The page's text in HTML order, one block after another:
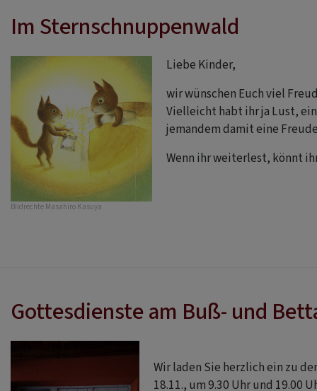
Im Sternschnuppenwald
Bildrechte Masahiro Kasuya
Liebe Kinder,
wir wünschen Euch viel
Vielleicht habt ihr ja Lust,
jemandem damit eine
Wenn ihr weiterlest, könnt
Gottesdienste am Buß- und
Wir laden Sie herzlich ein zu
18.11., um 9.30 Uhr und 19.00